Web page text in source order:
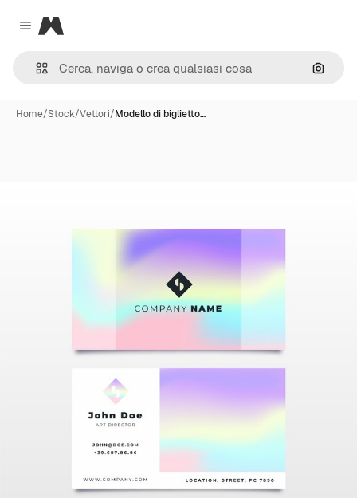
Close menu
Magnific
Cerca
Home/Stock/Vettori/Modello di biglietto…